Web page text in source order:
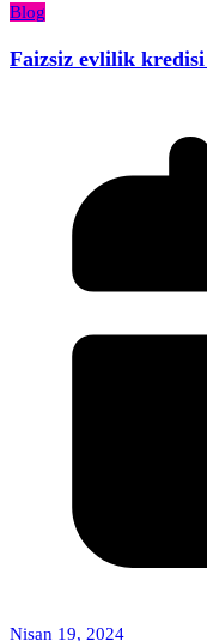
Blog
Faizsiz evlilik kredisi
Nisan 19, 2024